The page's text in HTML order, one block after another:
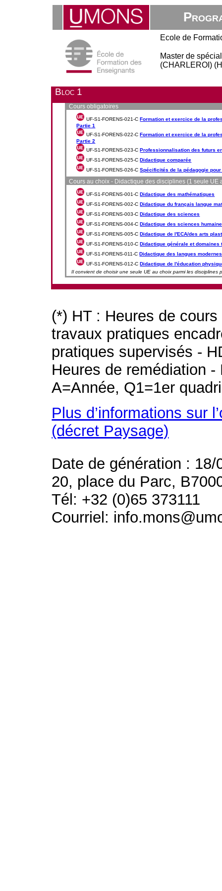
Ecole de
Master de
(CHARLEROI)
Bloc 1
Cours obligatoires
UF-S1-FORENS-021-CFormation et exercice de la
Partie 1
UF-S1-FORENS-022-CFormation et exercice de la
Partie 2
UF-S1-FORENS-023-CProfessionnalisation des futurs
UF-S1-FORENS-025-CDidactique comparée
UF-S1-FORENS-026-CSpécificités de la pédagogie
Cours au choix - Didactique des disciplines (1 seule UE
UF-S1-FORENS-001-CDidactique des mathématiques
UF-S1-FORENS-002-CDidactique du français langue
UF-S1-FORENS-003-CDidactique des sciences
UF-S1-FORENS-004-CDidactique des sciences
UF-S1-FORENS-005-CDidactique de l'ECA/des arts
UF-S1-FORENS-010-CDidactique générale et domaines
UF-S1-FORENS-011-CDidactique des langues modernes
UF-S1-FORENS-012-CDidactique de l'éducation
Il convient de choisir une seule UE au choix parmi les disciplines
(*) HT : Heures de
travaux pratiques
pratiques supervisés -
Heures de remédiation
A=Année, Q1=1er
Plus d’informations sur
(décret Paysage)
Date de génération : 18/
20, place du Parc,
Tél: +32 (0)65 373111
Courriel: